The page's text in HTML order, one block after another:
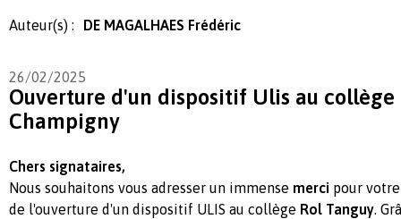
Auteur(s) : DE MAGALHAES Frédéric
26/02/2025
Ouverture d'un dispositif Ulis au collège
Champigny
Chers signataires,
Nous souhaitons vous adresser un immense merci pour
de l'ouverture d'un dispositif ULIS au collège Rol Tanguy.